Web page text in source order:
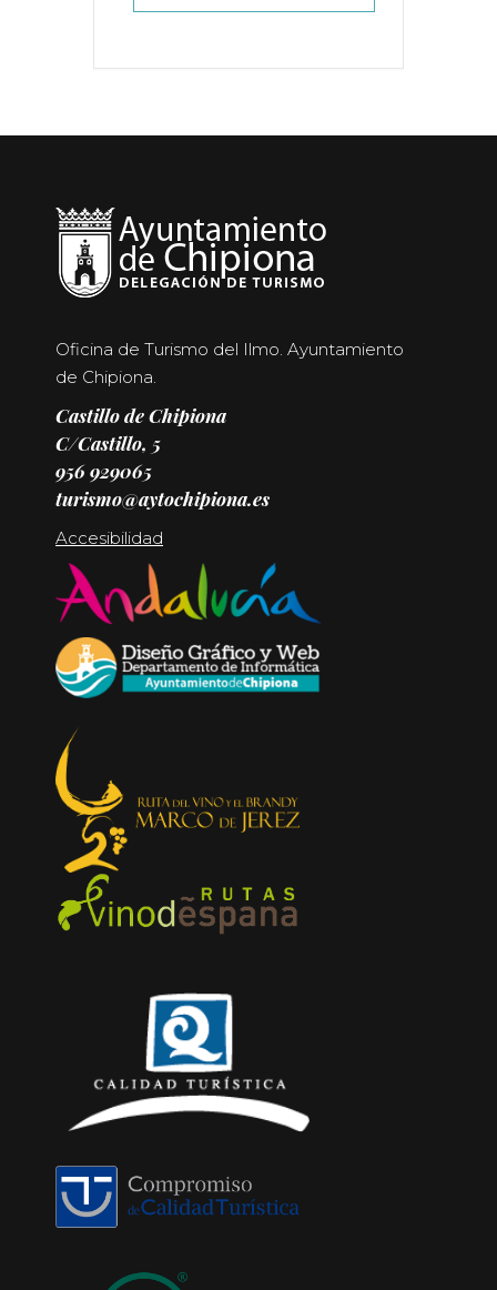
Oficina de Turismo del Ilmo. Ayuntamiento
de Chipiona.
Castillo de Chipiona
C/Castillo, 5
956 929065
turismo@aytochipiona.es
Accesibilidad